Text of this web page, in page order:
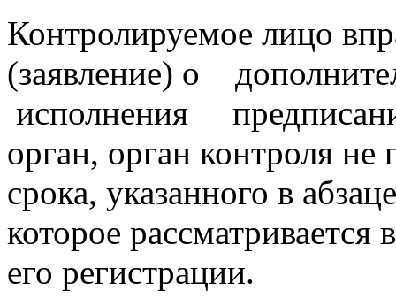
Контролируемое лицо
(заявление) о
исполнения
орган, орган контроля не
срока, указанного в
которое
его регистрации.